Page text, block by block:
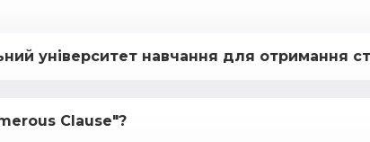
університет навчання для отримання
Clause"?